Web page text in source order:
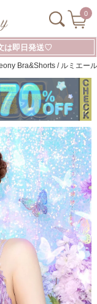
0
は即日発送♡
Bra&Shorts / ルミエー